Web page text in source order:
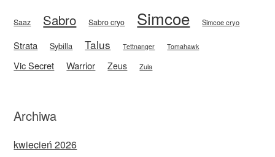
Saaz Sabro Sabro cryo Simcoe Simcoe cryo
Strata Sybilla Talus Tettnanger Tomahawk
Vic Secret Warrior Zeus Zula
Archiwa
kwiecień 2026